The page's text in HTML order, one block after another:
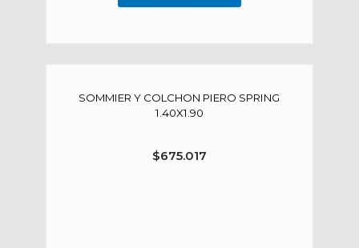
SOMMIER Y COLCHON PIERO SPRING
1.40X1.90
$675.017